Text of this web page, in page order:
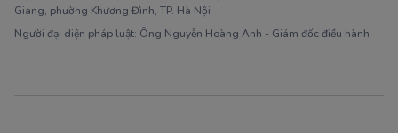
Giang, phường Khương Đình, TP. Hà Nội
Người đại diện pháp luật: Ông Nguyễn Hoàng Anh - Giám đốc điều hành